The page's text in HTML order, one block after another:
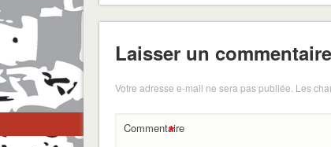
Laisser un commentaire
Votre adresse e-mail ne sera pas publiée. Les
Commentaire
*